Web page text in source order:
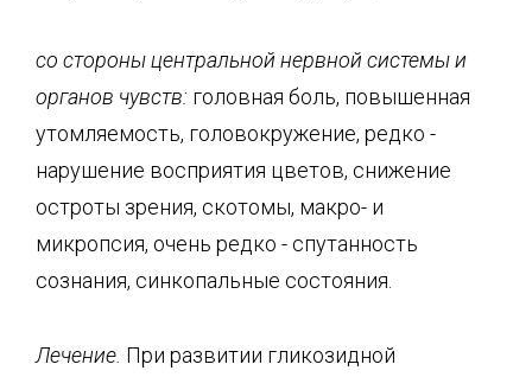
со стороны центральной нервной системы и
органов чувств: головная боль, повышенная
утомляемость, головокружение, редко -
нарушение восприятия цветов, снижение
остроты зрения, скотомы, макро- и
микропсия, очень редко - спутанность
сознания, синкопальные состояния.
Лечение. При развитии гликозидной